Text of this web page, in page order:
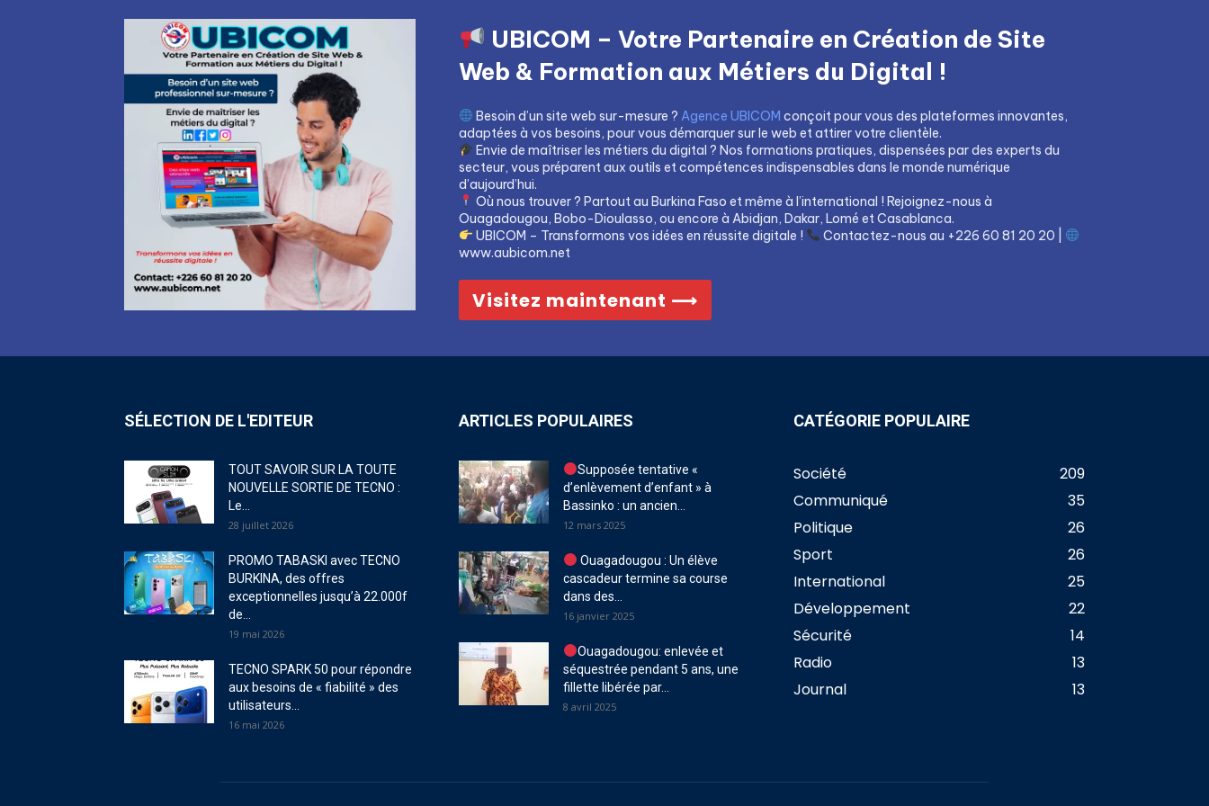
UBICOM – Votre Partenaire en Création de Site
Web & Formation aux Métiers du Digital !
Besoin d’un site web sur-mesure ? Agence UBICOM conçoit pour vous des plateformes innovantes,
adaptées à vos besoins, pour vous démarquer sur le web et attirer votre clientèle.
Envie de maîtriser les métiers du digital ? Nos formations pratiques, dispensées par des experts du
secteur, vous préparent aux outils et compétences indispensables dans le monde numérique
d’aujourd’hui.
Où nous trouver ? Partout au Burkina Faso et même à l’international ! Rejoignez-nous à
Ouagadougou, Bobo-Dioulasso, ou encore à Abidjan, Dakar, Lomé et Casablanca.
UBICOM – Transformons vos idées en réussite digitale !
Contactez-nous au +226 60 81 20 20 |
www.aubicom.net
Visitez maintenant ⟶
SÉLECTION DE L'EDITEUR
TOUT SAVOIR SUR LA TOUTE
NOUVELLE SORTIE DE TECNO :
Le...
28 juillet 2026
PROMO TABASKI avec TECNO
BURKINA, des offres
exceptionnelles jusqu’à 22.000f
de...
19 mai 2026
TECNO SPARK 50 pour répondre
aux besoins de « fiabilité » des
utilisateurs...
16 mai 2026
ARTICLES POPULAIRES
Supposée tentative «
d’enlèvement d’enfant » à
Bassinko : un ancien...
12 mars 2025
Ouagadougou : Un élève
cascadeur termine sa course
dans des...
16 janvier 2025
Ouagadougou: enlevée et
séquestrée pendant 5 ans, une
fillette libérée par...
8 avril 2025
CATÉGORIE POPULAIRE
Société
209
Communiqué
35
Politique
26
Sport
26
International
25
Développement
22
Sécurité
14
Radio
13
Journal
13